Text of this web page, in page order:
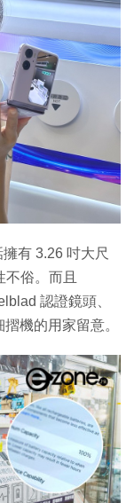
有 3.26 吋大尺
俗。而且
認證鏡頭、
機的用家留意。